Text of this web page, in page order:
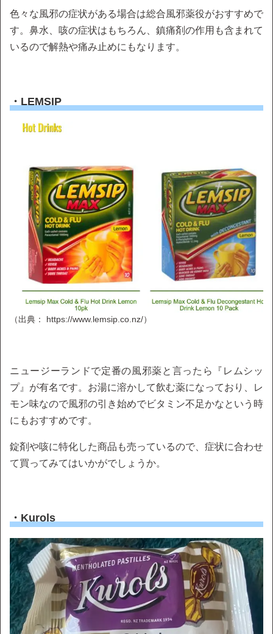
色々な風邪の症状がある場合は総合風邪薬役がおすすめで
す。鼻水、咳の症状はもちろん、鎮痛剤の作用も含まれて
いるので解熱や痛み止めにもなります。
・LEMSIP
（出典： https://www.lemsip.co.nz/）
ニュージーランドで定番の風邪薬と言ったら『レムシッ
プ』が有名です。お湯に溶かして飲む薬になっており、レ
モン味なので風邪の引き始めでビタミン不足かなという時
にもおすすめです。
錠剤や咳に特化した商品も売っているので、症状に合わせ
て買ってみてはいかがでしょうか。
・Kurols